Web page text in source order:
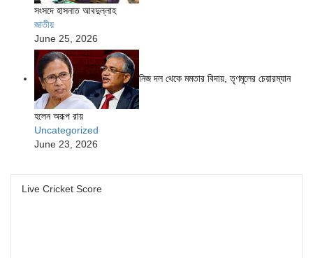
সংসদে হাসনাত আবদুল্লাহ
জাতীয়
June 25, 2026
নিজ দল থেকে মমতার বিদায়, তৃণমূলের চেয়ারম্যান
হলেন অরূপ রায়
Uncategorized
June 23, 2026
Live Cricket Score